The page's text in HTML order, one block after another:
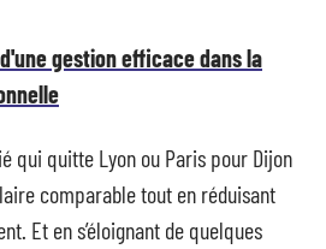
gestion efficace dans la
qui quitte Lyon ou Paris pour Dijon
comparable tout en réduisant
Et en s’éloignant de quelques